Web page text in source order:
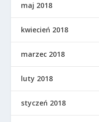
maj 2018
kwiecień 2018
marzec 2018
luty 2018
styczeń 2018